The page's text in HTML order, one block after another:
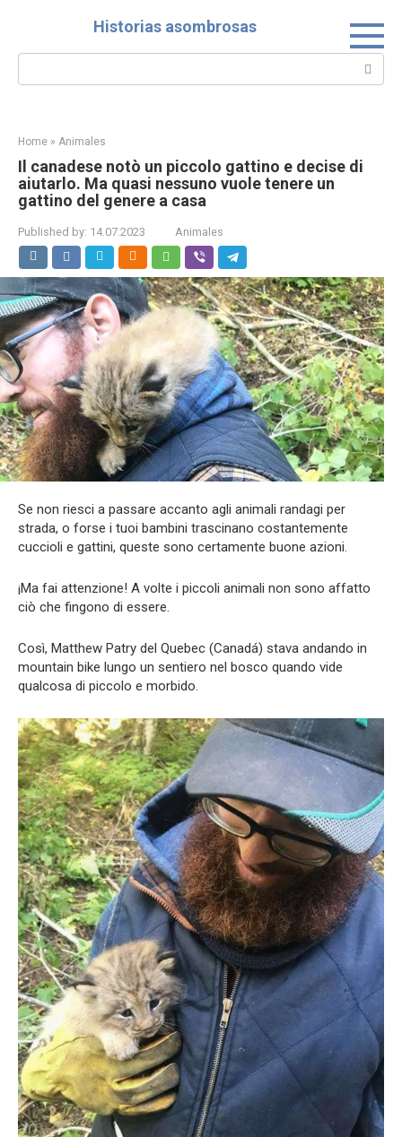
Historias asombrosas
Search:
Home » Animales
Il canadese notò un piccolo gattino e decise di
aiutarlo. Ma quasi nessuno vuole tenere un
gattino del genere a casa
Published by: 14.07.2023 Animales
Se non riesci a passare accanto agli animali randagi per
strada, o forse i tuoi bambini trascinano costantemente
cuccioli e gattini, queste sono certamente buone azioni.
¡Ma fai attenzione! A volte i piccoli animali non sono affatto
ciò che fingono di essere.
Così, Matthew Patry del Quebec (Canadá) stava andando in
mountain bike lungo un sentiero nel bosco quando vide
qualcosa di piccolo e morbido.